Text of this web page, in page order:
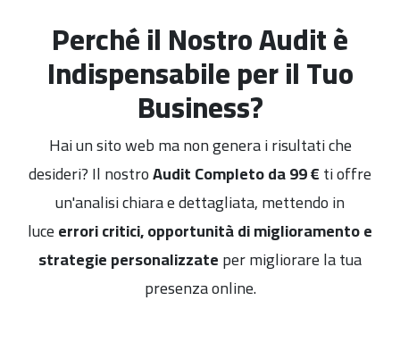
Perché il Nostro Audit è
Indispensabile per il Tuo
Business?
Hai un sito web ma non genera i risultati che
desideri? Il nostroAudit Completo da 99 €ti offre
un'analisi chiara e dettagliata, mettendo in
luceerrori critici, opportunità di miglioramento e
strategie personalizzateper migliorare la tua
presenza online.